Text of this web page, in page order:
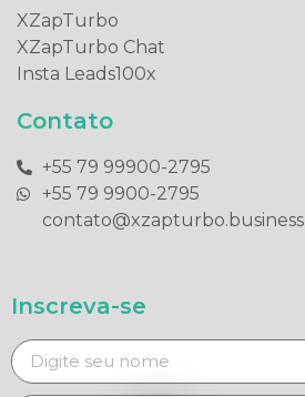
XZapTurbo
XZapTurbo Chat
Insta Leads100x
Contato
+55 79 99900-2795​
+55 79 9900-2795​
contato@xzapturbo.business
Inscreva-se